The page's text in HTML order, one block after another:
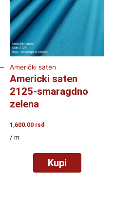
Američki saten
Americki saten
2125-smaragdno
zelena
1,600.00 rsd
/ m
Kupi